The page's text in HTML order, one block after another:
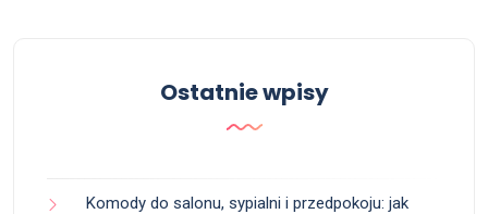
Ostatnie wpisy
Komody do salonu, sypialni i przedpokoju: jak